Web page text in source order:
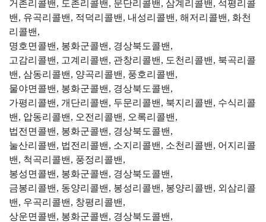
거촌리콜밴, 도촌리콜밴, 문단리콜밴, 삼계리콜밴, 석평리콜
밴, 유곡리콜밴, 적덕리콜밴, 내성리콜밴, 해저리콜밴, 화천
리콜밴,
명호면콜밴, 봉화군콜밴, 경상북도콜밴,
고감리콜밴, 고계리콜밴, 관창리콜밴, 도천리콜밴, 북곡리콜
밴, 삼동리콜밴, 양곡리콜밴, 풍호리콜밴,
물야면콜밴, 봉화군콜밴, 경상북도콜밴,
가평리콜밴, 개단리콜밴, 두문리콜밴, 북지리콜밴, 수식리콜
밴, 압동리콜밴, 오전리콜밴, 오록리콜밴,
법전면콜밴, 봉화군콜밴, 경상북도콜밴,
눌산리콜밴, 법전리콜밴, 소지리콜밴, 소천리콜밴, 어지리콜
밴, 척곡리콜밴, 풍정리콜밴,
봉성면콜밴, 봉화군콜밴, 경상북도콜밴,
금봉리콜밴, 동양리콜밴, 봉성리콜밴, 봉양리콜밴, 외삼리콜
밴, 우곡리콜밴, 창평리콜밴,
상운면콜밴, 봉화군콜밴, 경상북도콜밴,